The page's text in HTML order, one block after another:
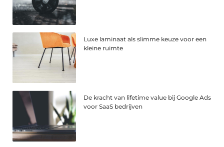
Luxe laminaat als slimme keuze voor een
kleine ruimte
De kracht van lifetime value bij Google Ads
voor SaaS bedrijven